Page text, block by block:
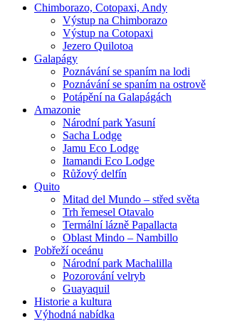
Chimborazo, Cotopaxi, Andy
Výstup na Chimborazo
Výstup na Cotopaxi
Jezero Quilotoa
Galapágy
Poznávání se spaním na lodi
Poznávání se spaním na ostrově
Potápění na Galapágách
Amazonie
Národní park Yasuní
Sacha Lodge
Jamu Eco Lodge
Itamandi Eco Lodge
Růžový delfín
Quito
Mitad del Mundo – střed světa
Trh řemesel Otavalo
Termální lázně Papallacta
Oblast Mindo – Nambillo
Pobřeží oceánu
Národní park Machalilla
Pozorování velryb
Guayaquil
Historie a kultura
Výhodná nabídka